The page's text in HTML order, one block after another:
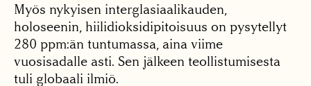
Myös nykyisen interglasiaalikauden,
holoseenin, hiilidioksidipitoisuus on pysytellyt
280 ppm:än tuntumassa, aina viime
vuosisadalle asti. Sen jälkeen teollistumisesta
tuli globaali ilmiö.